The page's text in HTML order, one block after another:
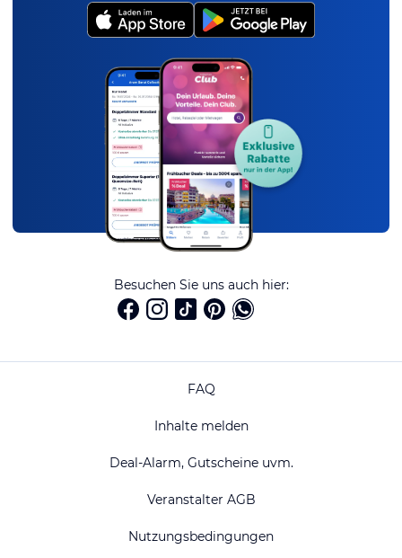
Besuchen Sie uns auch hier:
FAQ
Inhalte melden
Deal-Alarm, Gutscheine uvm.
Veranstalter AGB
Nutzungsbedingungen